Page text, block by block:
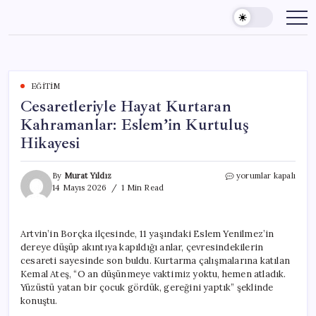
content
EĞITIM
Cesaretleriyle Hayat Kurtaran
Kahramanlar: Eslem’in Kurtuluş
Hikayesi
By Murat Yıldız
14 Mayıs 2026
1 Min Read
Cesaretleriyle
Kurtuluş
Hikayesi
için
yorumlar kapalı
Artvin’in Borçka ilçesinde, 11 yaşındaki Eslem Yenilmez’in
dereye düşüp akıntıya kapıldığı anlar, çevresindekilerin
cesareti sayesinde son buldu. Kurtarma çalışmalarına katılan
Kemal Ateş, “O an düşünmeye vaktimiz yoktu, hemen atladık.
Yüzüstü yatan bir çocuk gördük, gereğini yaptık” şeklinde
konuştu.